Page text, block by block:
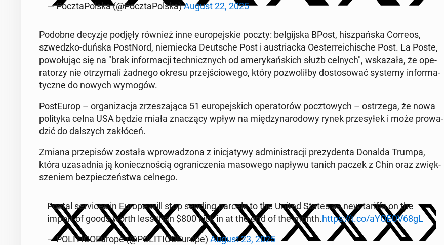
— Pocz­ta­Pol­ska (@Pocz­ta­Pol­ska)August 22, 2025
Podobne decyzje podjęły również inne eu­ro­pej­skie poczty: bel­gij­ska BPost, hisz­pań­ska Correos,
szwedz­ko-duńska Po­st­Nord, nie­miec­ka Deut­sche Post i au­striac­ka Oester­re­ichi­sche Post. La Poste,
po­wo­łu­jąc się na "brak in­for­ma­cji tech­nicz­nych od ame­ry­kań­skich służb celnych", wska­za­ła, że ope­
ra­to­rzy nie otrzy­ma­li żadnego okresu przej­ścio­we­go, który po­zwo­lił­by do­sto­so­wać systemy in­for­ma­
tycz­ne do nowych wymogów.
Po­stEu­rop – or­ga­ni­za­cja zrze­sza­ją­ca 51 eu­ro­pej­skich ope­ra­to­rów pocz­to­wych – ostrze­ga, że nowa
po­li­ty­ka celna USA będzie miała zna­czą­cy wpływ na mię­dzy­na­ro­do­wy rynek prze­sy­łek i może pro­wa­
dzić do dal­szych za­kłó­ceń.
Zmiana prze­pi­sów została wpro­wa­dzo­na z ini­cja­ty­wy ad­mi­ni­stra­cji pre­zy­den­ta Donalda Trumpa,
która uza­sad­nia ją ko­niecz­no­ścią ogra­ni­cze­nia ma­so­we­go napływu tanich paczek z Chin oraz zwięk­
sze­niem bez­pie­czeń­stwa celnego.
Postal se­rvi­ces in Europe will stop sending parcels to the United States as new tariffs on the
import of goods worth less than $800 kick in at the end of the month.https://t.co/aYOEOV68gL
— PO­LI­TI­CO­Eu­ro­pe (@PO­LI­TI­CO­Eu­ro­pe) August 23, 2025